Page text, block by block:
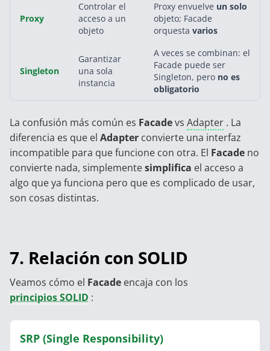
Proxy
Controlar el
acceso a un
objeto
Proxy envuelve un solo
objeto; Facade
orquesta varios
Singleton
Garantizar
una sola
instancia
A veces se combinan: el
Facade puede ser
Singleton, pero no es
obligatorio
La confusión más común es Facadevs Adapter . La
diferencia es que el Adapter convierte una interfaz
incompatible para que funcione con otra. El Facade no
convierte nada, simplementesimplifica el acceso a
algo que ya funciona pero que es complicado de usar,
son cosas distintas.
7. Relación con SOLID
Veamos cómo el Facade encaja con los
principios SOLID :
SRP (Single Responsibility)